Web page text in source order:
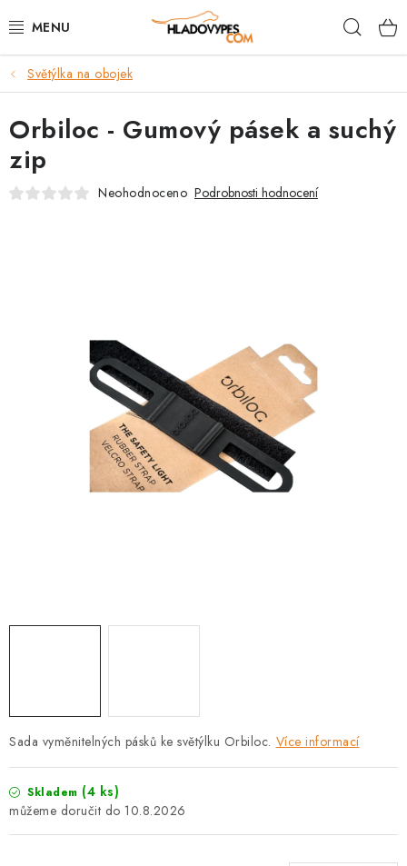
na
POTŘEBY PRO PSY
TAMI PŘEPRAVNÍ BOXY
SPORT SE PSEM
Výměna, vrácení a reklamace
FAQ
Světýlka na obojek
Sada vyměnitelných pásků ke světýlku Orbiloc. Více informací
Skladem (4 ks)
10.8.2026
Orbiloc - Gumový pásek a suchý
zip
Neohodnoceno Podrobnosti hodnocení